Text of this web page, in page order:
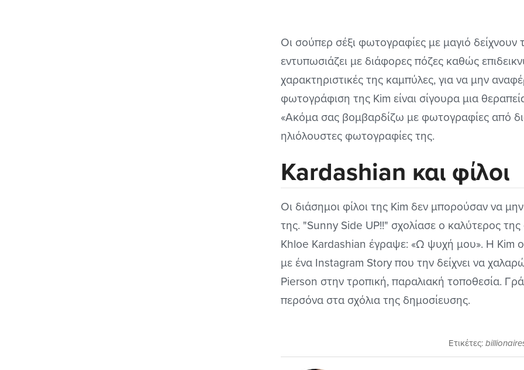
Οι σούπερ σέξι φωτογραφίες με μαγιό
εντυπωσιάζει με διάφορες πόζες καθώς
χαρακτηριστικές της καμπύλες, για να μην
φωτογράφιση της Kim είναι σίγουρα μια
«Ακόμα σας βομβαρδίζω με φωτογραφίες από
ηλιόλουστες φωτογραφίες της.
Kardashian και φίλοι
Οι διάσημοι φίλοι της Kim δεν μπορούσαν να
της. "Sunny Side UP!!" σχολίασε ο καλύτερος
Khloe Kardashian έγραψε: «Ω ψυχή μου». Η Kim
με ένα Instagram Story που την δείχνει να
Pierson στην τροπική, παραλιακή τοποθεσία.
περσόνα στα σχόλια της δημοσίευσης. ​
Ετικέτες: